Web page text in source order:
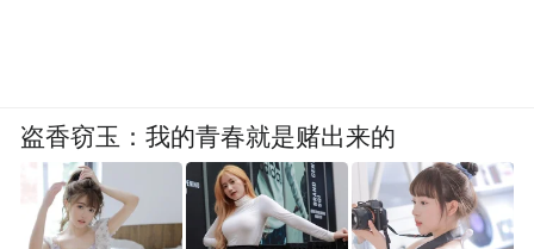
盗香窃玉：我的青春就是赌出来的